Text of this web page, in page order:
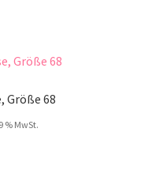
Größe 68
% MwSt.